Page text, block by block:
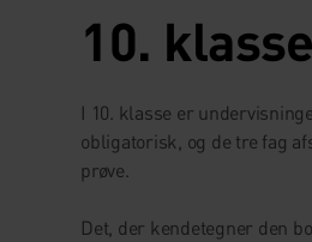
10.
I 10. klasse er
obligatorisk, og de tre fag
prøve.
Det, der kendetegner den